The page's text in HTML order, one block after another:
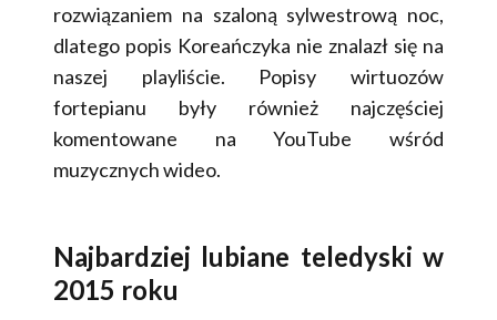
rozwiązaniem na szaloną sylwestrową noc,
dlatego popis Koreańczyka nie znalazł się na
naszej playliście. Popisy wirtuozów
fortepianu były również najczęściej
komentowane na YouTube wśród
muzycznych wideo.
Najbardziej lubiane teledyski w
2015 roku